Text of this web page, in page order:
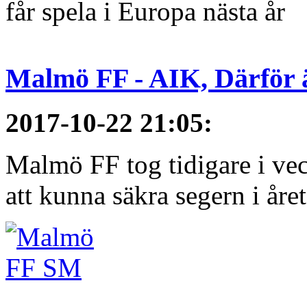
får spela i Europa nästa år
Malmö FF - AIK, Därför
2017-10-22 21:05:
Malmö FF tog tidigare i
att kunna säkra segern i